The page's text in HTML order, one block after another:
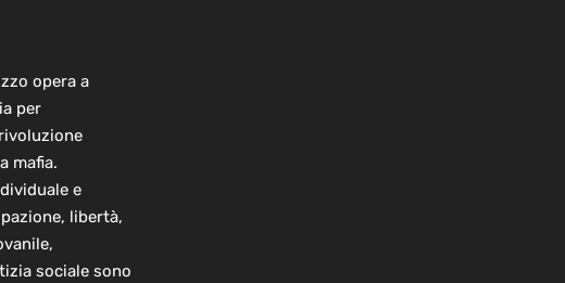
opera a
per
mafia.
e
libertà,
sociale sono